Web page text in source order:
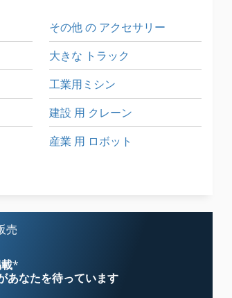
その他 の アクセサリー
大きな トラック
工業用ミシン
建設 用 クレーン
産業 用 ロボット
売
*
あなたを待っています